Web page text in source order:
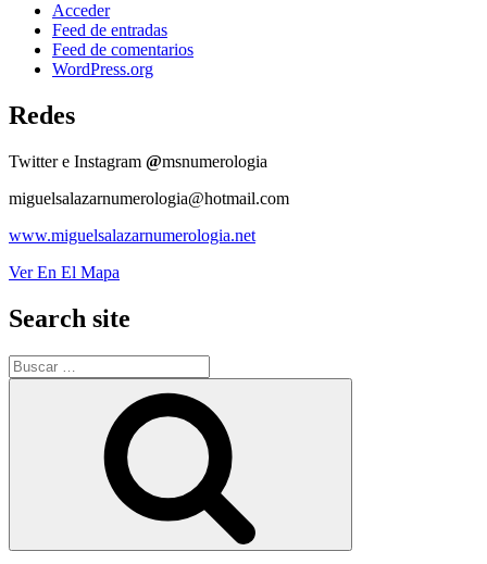
Acceder
Feed de entradas
Feed de comentarios
WordPress.org
Redes
Twitter e Instagram @msnumerologia
miguelsalazarnumerologia@hotmail.com
www.miguelsalazarnumerologia.net
Ver En El Mapa
Search site
Buscar
por: